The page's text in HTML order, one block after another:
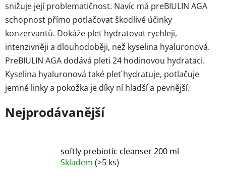
snižuje její problematičnost. Navíc má preBIULIN AGA
schopnost přímo potlačovat škodlivé účinky
konzervantů. Dokáže pleť hydratovat rychleji,
intenzivněji a dlouhodoběji, než kyselina hyaluronová.
PreBIULIN AGA dodává pleti 24 hodinovou hydrataci.
Kyselina hyaluronová také pleť hydratuje, potlačuje
jemné linky a pokožka je díky ní hladší a pevnější.
Nejprodávanější
softly prebiotic cleanser 200 ml
Skladem (>5 ks)